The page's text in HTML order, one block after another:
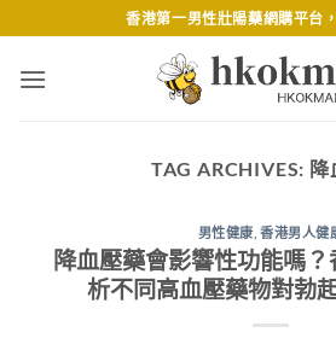
to
content
香港第一男性壯陽藥網購平台
TAG ARCHIVES: 降
男性健康, 香港男人健
降血壓藥會影響性功能嗎
析不同高血壓藥物對勃